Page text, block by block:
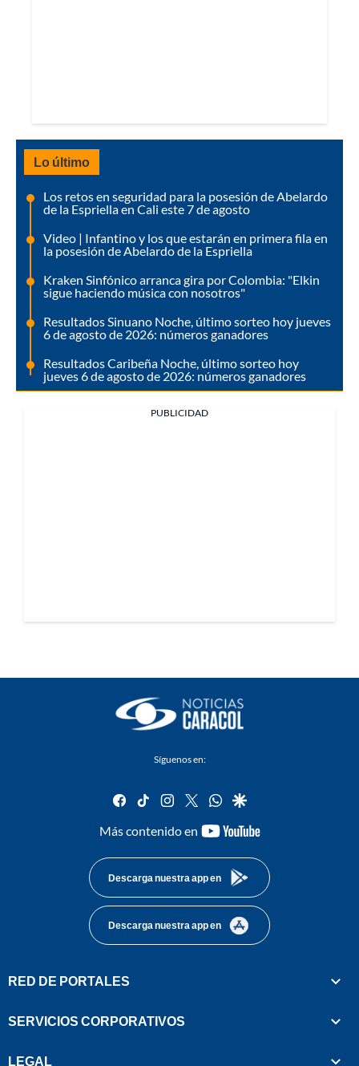
Lo último
Los retos en seguridad para la posesión de Abelardo
de la Espriella en Cali este 7 de agosto
Video | Infantino y los que estarán en primera fila en
la posesión de Abelardo de la Espriella
Kraken Sinfónico arranca gira por Colombia: "Elkin
sigue haciendo música con nosotros"
Resultados Sinuano Noche, último sorteo hoy jueves
6 de agosto de 2026: números ganadores
Resultados Caribeña Noche, último sorteo hoy
jueves 6 de agosto de 2026: números ganadores
PUBLICIDAD
Síguenos en:
facebook
tiktok instagram
twitterwhatsapp
google
Más contenido en
youtube-
Descarga nuestra app en
Descarga nuestra app en
RED DE PORTALES
SERVICIOS CORPORATIVOS
LEGAL